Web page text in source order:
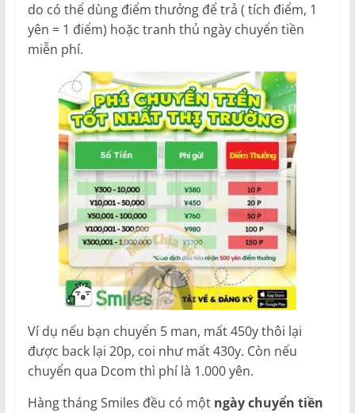
do có thể dùng điểm thưởng để trả ( tích điểm, 1
yên = 1 điểm) hoặc tranh thủ ngày chuyển tiền
miễn phí.
Ví dụ nếu bạn chuyển 5 man, mất 450y thôi lại
được back lại 20p, coi như mất 430y. Còn nếu
chuyển qua Dcom thì phí là 1.000 yên.
Hàng tháng Smiles đều có một ngày chuyển tiền